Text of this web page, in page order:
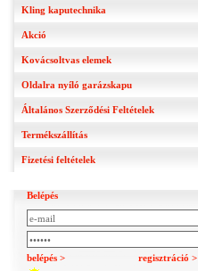
Kling kaputechnika
Akció
Kovácsoltvas elemek
Oldalra nyíló garázskapu
Általános Szerződési Feltételek
Termékszállítás
Fizetési feltételek
Belépés
belépés >
regisztráció >